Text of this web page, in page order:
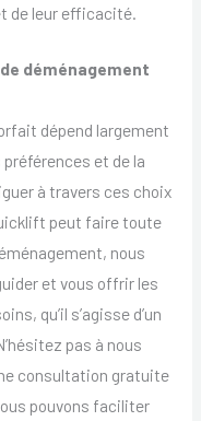
de leur efficacité.
déménagement
dépend largement
et de la
à travers ces choix
peut faire toute
nous
et vous offrir les
qu’il s’agisse d’un
pas à nous
consultation gratuite
pouvons faciliter